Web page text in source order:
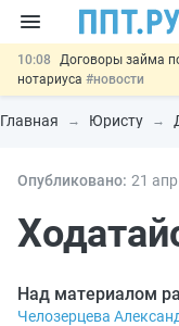
10:08
Договоры займа
нотариуса #новости
00:01
10 августа:
#новости
07.08 Дистанционную
07.08
отношений#новости
Главная Юристу
Опубликовано: 21 апр
Над материалом
Челозерцева